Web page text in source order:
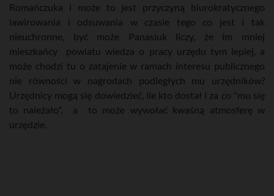
Romańczuka i może to jest przyczyną biurokratycznego
lawirowania i odsuwania w czasie tego co jest i tak
nieuchronne, być może Panasiuk liczy, że im mniej
mieszkańcy powiatu wiedza o pracy urzędu tym lepiej, a
może chodzi tu o zatajenie w ramach interesu publicznego
nie równości w nagrodach podległych mu urzędników?
Urzędnicy mogą się dowiedzieć, ile kto dostał i za co "mu się
to należało", a to może wywołać kwaśną atmosferę w
urzędzie.